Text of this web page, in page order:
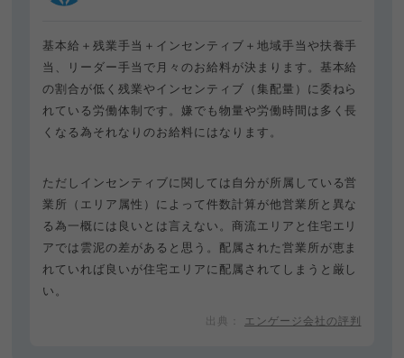
基本給＋残業手当＋インセンティブ＋地域手当や扶養手
当、リーダー手当で月々のお給料が決まります。基本給
の割合が低く残業やインセンティブ（集配量）に委ねら
れている労働体制です。嫌でも物量や労働時間は多く長
くなる為それなりのお給料にはなります。
ただしインセンティブに関しては自分が所属している営
業所（エリア属性）によって件数計算が他営業所と異な
る為一概には良いとは言えない。商流エリアと住宅エリ
アでは雲泥の差があると思う。配属された営業所が恵ま
れていれば良いが住宅エリアに配属されてしまうと厳し
い。
エンゲージ会社の評判